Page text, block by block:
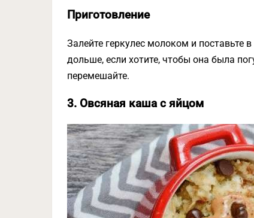
Приготовление
Залейте геркулес молоком и
дольше, если хотите, чтобы она была
перемешайте.
3. Овсяная каша с яйцом